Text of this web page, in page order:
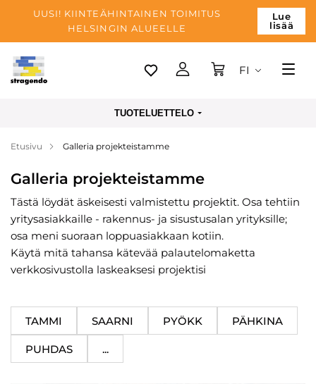
UUSI! KIINTEÄHINTAINEN TOIMITUS
HELSINGIN ALUEELLE
Lue
lisää
Tallinn
Maksu
Yrityksen
Blogi
Yhteystiedot
FI
TUOTELUETTELO
Etusivu Galleria projekteistamme
Galleria projekteistamme
Tästä löydät äskeisesti valmistettu projektit. Osa tehtiin
yritysasiakkaille - rakennus- ja sisustusalan yrityksille;
osa meni suoraan loppuasiakkaan kotiin.
Käytä mitä tahansa kätevää palautelomaketta
verkkosivustolla laskeaksesi projektisi
TAMMI SAARNI PYÖKK PÄHKINA
PUHDAS ...